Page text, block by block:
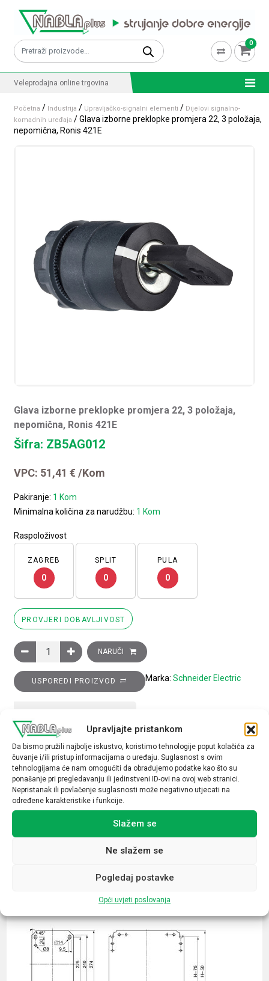
Upravljajte pristankom
Da bismo pružili najbolje iskustvo, koristimo tehnologije poput kolačića za
čuvanje i/ili pristup informacijama o uređaju. Suglasnost s ovim
tehnologijama će nam omogućiti da obrađujemo podatke kao što su
ponašanje pri pregledavanju ili jedinstveni ID-ovi na ovoj web stranici.
Nepristanak ili povlačenje suglasnosti može negativno utjecati na
određene karakteristike i funkcije.
Slažem se
Ne slažem se
Pogledaj postavke
Opći uvjeti poslovanja
Pretraži: 0
Veleprodajna online trgovina
Početna / Industrija / Upravljačko-signalni elementi / Dijelovi signalno-
komadnih uređaja / Glava izborne preklopke promjera 22, 3 položaja,
nepomična, Ronis 421E
Glava izborne preklopke promjera 22, 3 položaja,
nepomična, Ronis 421E
Šifra: ZB5AG012
VPC: 51,41€ /Kom
Pakiranje: 1 Kom
Minimalna količina za narudžbu: 1 Kom
Raspoloživost
ZAGREB
0
SPLIT
0
PULA
0
PROVJERI DOBAVLJIVOST
Glava izborne preklopke promjera 22, 3 položaja, nepomična,
NARUČI
USPOREDI PROIZVOD Marka: Schneider Electric
Tip opreme
glava preklopke
Povezani proizvodi